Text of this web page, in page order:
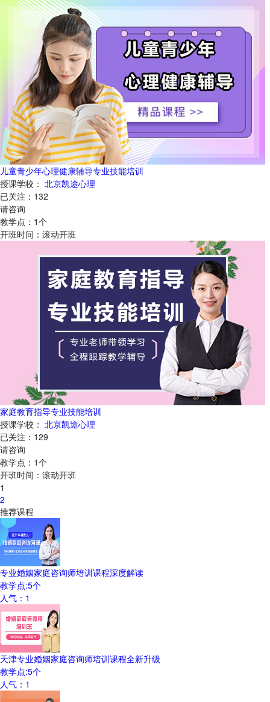
儿童青少年心理健康辅导专业技能培训
授课学校： 北京凯途心理
已关注： 132
请咨询
教学点： 1个
开班时间： 滚动开班
家庭教育指导专业技能培训
授课学校： 北京凯途心理
已关注： 129
请咨询
教学点： 1个
开班时间： 滚动开班
1
2
推荐课程
专业婚姻家庭咨询师培训课程深度解读
教学点:5个
人气： 1
天津专业婚姻家庭咨询师培训课程全新升级
教学点:5个
人气： 1